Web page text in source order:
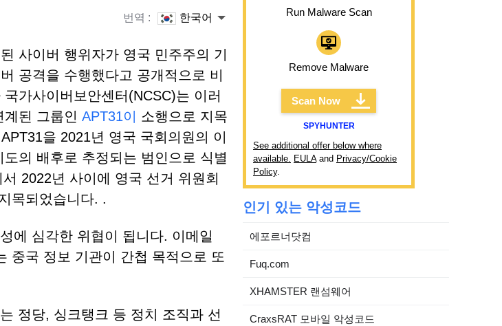
번역 : 한국어
사이버 행위자가 영국 민주주의 기
공격을 수행했다고 공개적으로 비
가사이버보안센터(NCSC)는 이러
된 그룹인 APT31이
소행으로 지목
을 2021년 영국 국회의원의 이
의 배후로 추정되는 범인으로 식별
2022년 사이에 영국 선거 위원회
목되었습니다. .
에 심각한 위협이 됩니다. 이메일
중국 정보 기관이 간첩 목적으로 또
정당, 싱크탱크 등 정치 조직과 선
Run Malware Scan
Remove Malware
Scan Now
SPYHUNTER
See additional offer below where
available. EULAand Privacy/Cookie
Policy.
인기 있는 악성코드
에포르너닷컴
Fuq.com
XHAMSTER 랜섬웨어
CraxsRAT 모바일 악성코드